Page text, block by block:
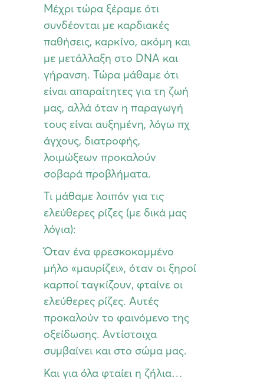
Μέχρι τώρα ξέραμε ότι
συνδέονται με καρδιακές
παθήσεις, καρκίνο, ακόμη και
με μετάλλαξη στο DNA και
γήρανση. Τώρα μάθαμε ότι
είναι απαραίτητες για τη ζωή
μας, αλλά όταν η παραγωγή
τους είναι αυξημένη, λόγω πχ
άγχους, διατροφής,
λοιμώξεων προκαλούν
σοβαρά προβλήματα.
Τι μάθαμε λοιπόν για τις
ελεύθερες ρίζες (με δικά μας
λόγια):
Όταν ένα φρεσκοκομμένο
μήλο «μαυρίζει», όταν οι ξηροί
καρποί ταγκίζουν, φταίνε οι
ελεύθερες ρίζες. Αυτές
προκαλούν το φαινόμενο της
οξείδωσης. Αντίστοιχα
συμβαίνει και στο σώμα μας.
Και για όλα φταίει η ζήλια…